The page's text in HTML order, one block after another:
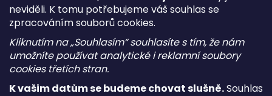
neviděli. K tomu potřebujeme váš souhlas se
zpracováním souborů cookies.
Kliknutím na „Souhlasím“ souhlasíte s tím, že nám
umožníte používat analytické i reklamní soubory
cookies třetích stran.
K vašim datům se budeme chovat slušně.Souhlas